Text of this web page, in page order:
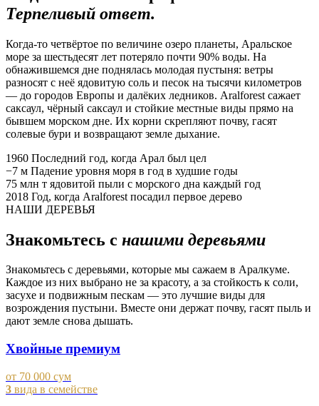
Терпеливый ответ.
Когда-то четвёртое по величине озеро планеты, Аральское
море за шестьдесят лет потеряло почти 90% воды. На
обнажившемся дне поднялась молодая пустыня: ветры
разносят с неё ядовитую соль и песок на тысячи километров
— до городов Европы и далёких ледников. Aralforest сажает
саксаул, чёрный саксаул и стойкие местные виды прямо на
бывшем морском дне. Их корни скрепляют почву, гасят
солевые бури и возвращают земле дыхание.
1960 Последний год, когда Арал был цел
−7 м Падение уровня моря в год в худшие годы
75 млн т ядовитой пыли с морского дна каждый год
2018 Год, когда Aralforest посадил первое дерево
НАШИ ДЕРЕВЬЯ
Знакомьтесь с нашими деревьями
Знакомьтесь с деревьями, которые мы сажаем в Аралкуме.
Каждое из них выбрано не за красоту, а за стойкость к соли,
засухе и подвижным пескам — это лучшие виды для
возрождения пустыни. Вместе они держат почву, гасят пыль и
дают земле снова дышать.
Хвойные премиум
от 70 000 сум
3 вида в семействе